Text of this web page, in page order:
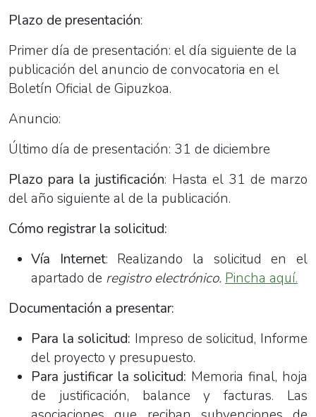
Plazo de presentación:
Primer día de presentación: el día siguiente de la
publicación del anuncio de convocatoria en el
Boletín Oficial de Gipuzkoa.
Anuncio:
Último día de presentación: 31 de diciembre
Plazo para la justificación: Hasta el 31 de marzo
del año siguiente al de la publicación.
Cómo registrar la solicitud:
Vía Internet: Realizando la solicitud en el
apartado de registro electrónico. Pincha aquí.
Documentación a presentar:
Para la solicitud: Impreso de solicitud, Informe
del proyecto y presupuesto.
Para justificar la solicitud: Memoria final, hoja
de justificación, balance y facturas. Las